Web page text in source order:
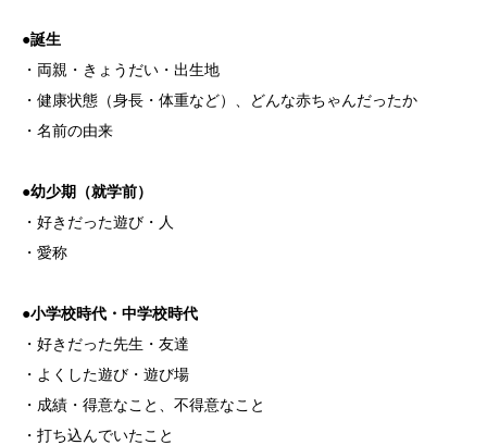
●誕生
・両親・きょうだい・出生地
・健康状態（身長・体重など）、どんな赤ちゃんだったか
・名前の由来
●幼少期（就学前）
・好きだった遊び・人
・愛称
●小学校時代・中学校時代
・好きだった先生・友達
・よくした遊び・遊び場
・成績・得意なこと、不得意なこと
・打ち込んでいたこと